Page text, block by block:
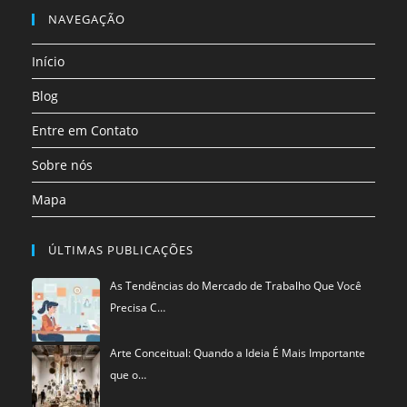
aba
aba
em
nova
aba
NAVEGAÇÃO
Início
Blog
Entre em Contato
Sobre nós
Mapa
ÚLTIMAS PUBLICAÇÕES
As Tendências do Mercado de Trabalho Que Você
Precisa C…
Arte Conceitual: Quando a Ideia É Mais Importante
que o…